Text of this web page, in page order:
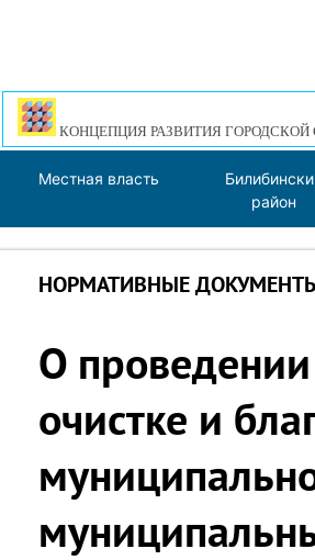
КОНЦЕПЦИЯ РАЗВИТИЯ
Местная власть
район
НОРМАТИВНЫЕ
О
очистке и